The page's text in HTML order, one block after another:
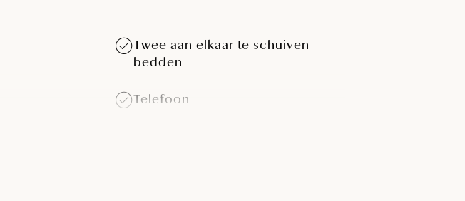
Twee aan elkaar te schuiven
bedden
Telefoon